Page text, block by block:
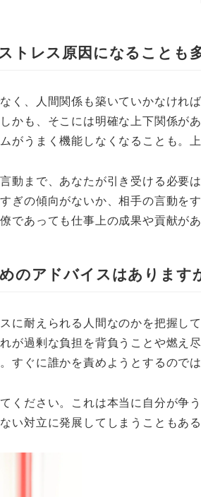
トレス原因になること
く、人間関係も築いていかなけれ
かも、そこには明確な上下関係が
がうまく機能しなくなることも。
動まで、あなたが引き受ける必要
ぎの傾向がないか、相手の言動を
であっても仕事上の成果や貢献
のアドバイスはあります
に耐えられる人間なのかを把握
が過剰な負担を背負うことや燃
すぐに誰かを責めようとするので
ください。これは本当に自分が争
い対立に発展してしまうこともあ